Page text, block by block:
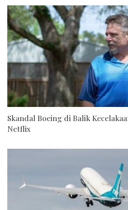
Skandal Boeing di Balik
Netflix